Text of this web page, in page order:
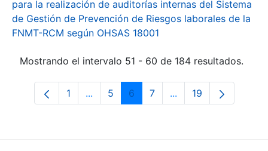
para la realización de auditorías internas del Sistema
de Gestión de Prevención de Riesgos laborales de la
FNMT-RCM según OHSAS 18001
Mostrando el intervalo 51 - 60 de 184 resultados.
Página
1 ...Páginas intermedias Use TAB para
Página
5 Página
6 Página
7 ...Páginas intermedias
Página
19